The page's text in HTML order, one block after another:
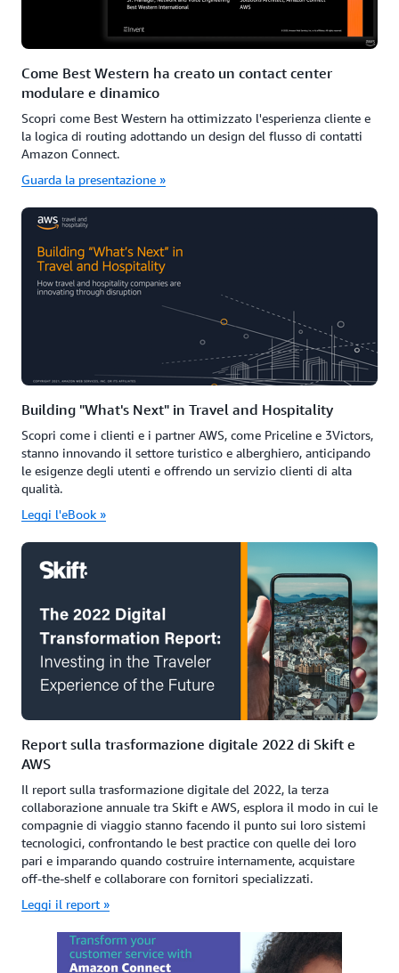
Come Best Western ha creato un contact center
modulare e dinamico
Scopri come Best Western ha ottimizzato l'esperienza cliente e
la logica di routing adottando un design del flusso di contatti
Amazon Connect.
Guarda la presentazione »
Building "What's Next" in Travel and Hospitality
Scopri come i clienti e i partner AWS, come Priceline e 3Victors,
stanno innovando il settore turistico e alberghiero, anticipando
le esigenze degli utenti e offrendo un servizio clienti di alta
qualità.
Leggi l'eBook »
Report sulla trasformazione digitale 2022 di Skift e
AWS
Il report sulla trasformazione digitale del 2022, la terza
collaborazione annuale tra Skift e AWS, esplora il modo in cui le
compagnie di viaggio stanno facendo il punto sui loro sistemi
tecnologici, confrontando le best practice con quelle dei loro
pari e imparando quando costruire internamente, acquistare
off-the-shelf e collaborare con fornitori specializzati.
Leggi il report »